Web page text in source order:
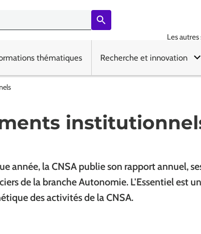
Les autres
thématiques Recherche et innovation
année, la CNSA publie son rapport annuel,
de la branche Autonomie. L'Essentiel est
des activités de la CNSA.